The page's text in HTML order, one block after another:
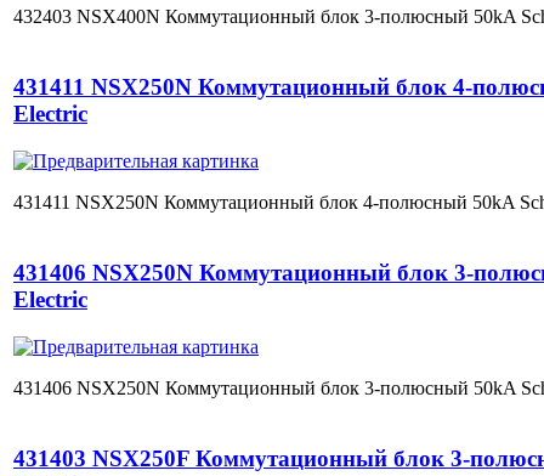
432403 NSX400N Коммутационный блок 3-полюсный 50kA
431411 NSX250N Коммутационный блок 4-
Electric
431411 NSX250N Коммутационный блок 4-полюсный 50kA
431406 NSX250N Коммутационный блок 3-
Electric
431406 NSX250N Коммутационный блок 3-полюсный 50kA
431403 NSX250F Коммутационный блок 3-